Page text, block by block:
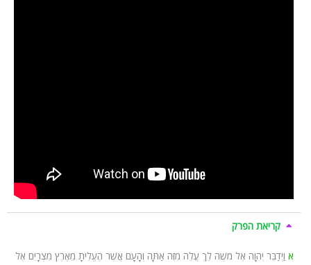
קריאת הפרק
א וַיְדַבֵּר יְהוָה אֶל מֹשֶׁה לֵךְ עֲלֵה מִזֶּה אַתָּה וְהָעָם אֲשֶׁר הֶעֱלִיתָ מֵאֶרֶץ מִצְרָיִם אֶל